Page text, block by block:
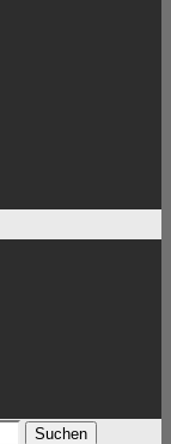
Suchen